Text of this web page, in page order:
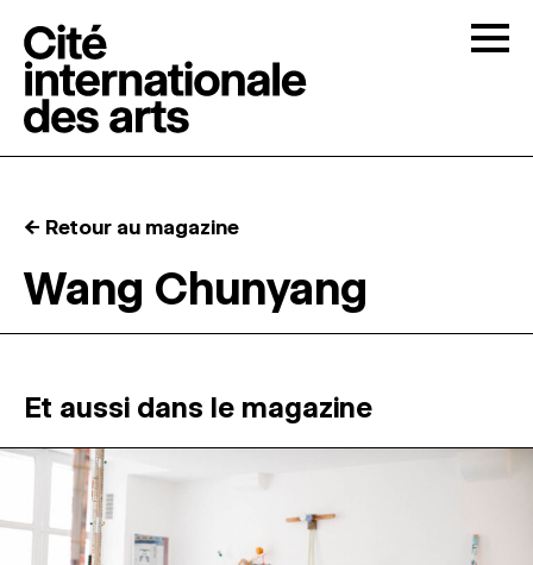
RÉSIDENCES ↓
ATELIERS OUVERTS
PROGRAMMATION
MAGAZINE
← Retour au magazine
Wang Chunyang
Et aussi dans le magazine